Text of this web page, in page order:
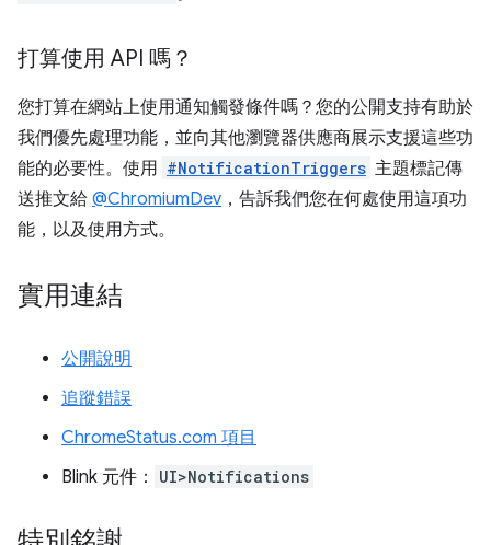
打算使用 API 嗎？
您打算在網站上使用通知觸發條件嗎？您的公開支持有助於
我們優先處理功能，並向其他瀏覽器供應商展示支援這些功
能的必要性。使用 #NotificationTriggers 主題標記傳
送推文給 @ChromiumDev ，告訴我們您在何處使用這項功
能，以及使用方式。
實用連結
公開說明
追蹤錯誤
ChromeStatus.com 項目
Blink 元件：
UI>Notifications